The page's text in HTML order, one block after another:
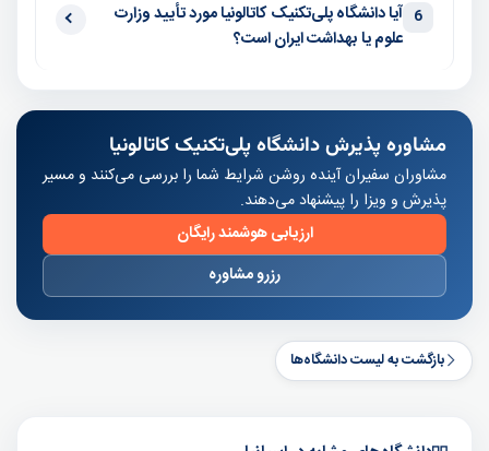
6 آیا دانشگاه پلی‌تکنیک کاتالونیا مورد تأیید وزارت
علوم یا بهداشت ایران است؟
مشاوره پذیرش دانشگاه پلی‌تکنیک کاتالونیا
مشاوران سفیران آینده روشن شرایط شما را بررسی می‌کنند و مسیر
پذیرش و ویزا را پیشنهاد می‌دهند.
ارزیابی هوشمند رایگان
رزرو مشاوره
بازگشت به لیست دانشگاه‌ها